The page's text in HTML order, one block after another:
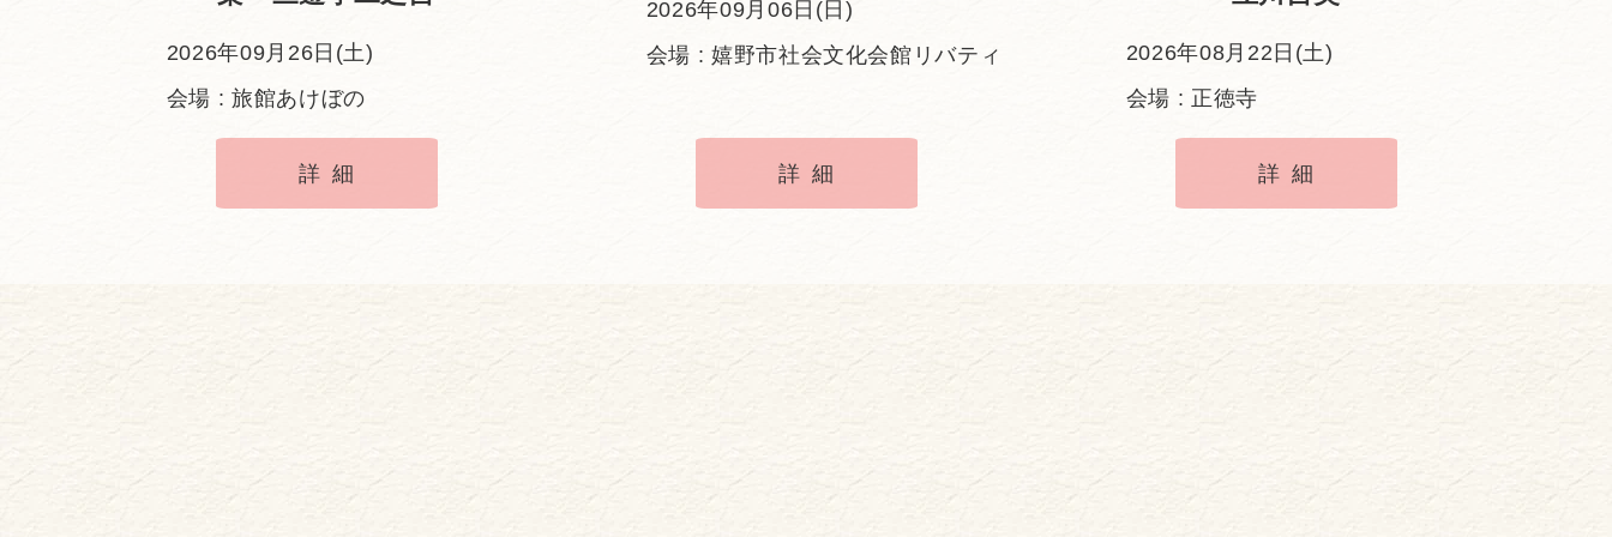
2026年09月26日(土)
会場 : 旅館あけぼの
詳細
2026年09月06日(日)
会場 : 嬉野市社会文化会館リバティ
詳細
2026年08月22日(土)
会場 : 正徳寺
詳細